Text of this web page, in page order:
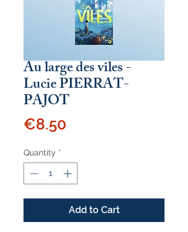
Au large des vîles -
Lucie PIERRAT-
PAJOT
€8.50
Quantity *
Add to Cart